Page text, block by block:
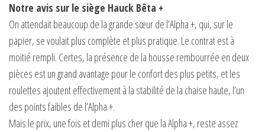
Notre avis sur le siège Hauck Bêta +
On attendait beaucoup de la grande sœur de l’Alpha +, qui, sur le
papier, se voulait plus complète et plus pratique. Le contrat est à
moitié rempli. Certes, la présence de la housse rembourrée en deux
pièces est un grand avantage pour le confort des plus petits, et les
roulettes ajoutent effectivement à la stabilité de la chaise haute, l’un
des points faibles de l’Alpha +.
Mais le prix, une fois et demi plus cher que la Alpha +, reste assez